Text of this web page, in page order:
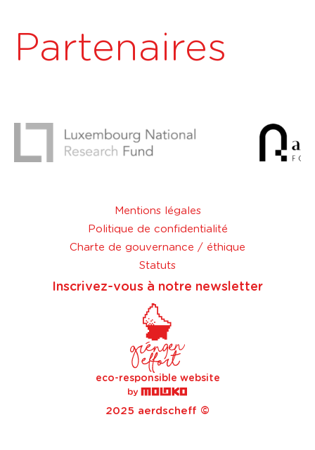
Partenaires
Mentions légales
Politique de confidentialité
Charte de gouvernance / éthique
Statuts
Inscrivez-vous à notre newsletter
eco-responsible website
2025 aerdscheff ©